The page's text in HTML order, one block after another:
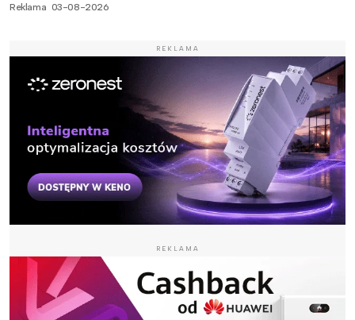
Reklama 03-08-2026
REKLAMA
REKLAMA